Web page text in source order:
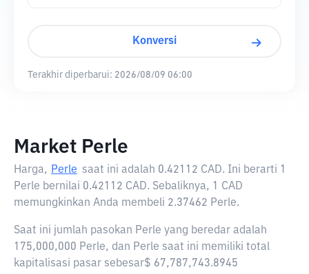
Konversi
Terakhir diperbarui: 2026/08/09 06:00
Market Perle
Harga, Perle saat ini adalah 0.42112 CAD. Ini berarti 1
Perle bernilai 0.42112 CAD. Sebaliknya, 1 CAD
memungkinkan Anda membeli 2.37462 Perle.
Saat ini jumlah pasokan Perle yang beredar adalah
175,000,000 Perle, dan Perle saat ini memiliki total
kapitalisasi pasar sebesar$ 67,787,743.8945